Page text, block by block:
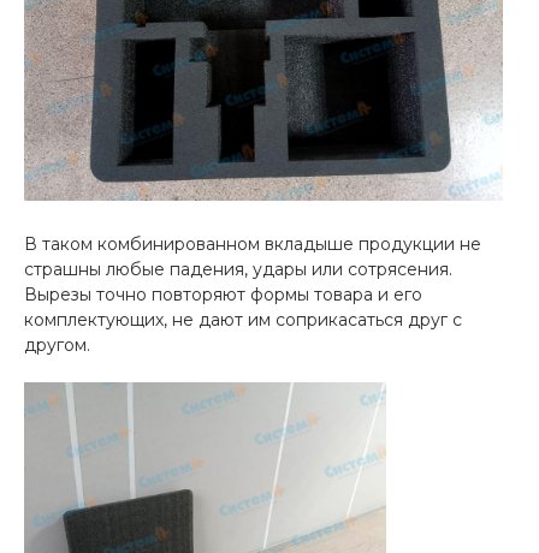
В таком комбинированном вкладыше продукции не
страшны любые падения, удары или сотрясения.
Вырезы точно повторяют формы товара и его
комплектующих, не дают им соприкасаться друг с
другом.